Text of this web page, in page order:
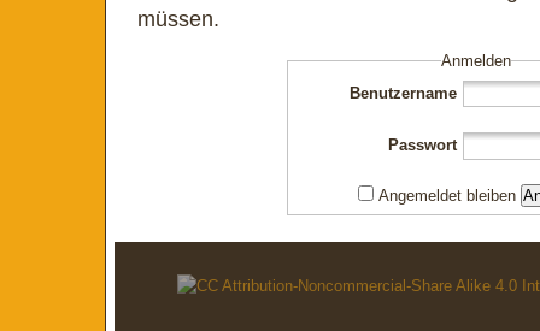
müssen.
Anmelden
Benutzername
Passwort
Angemeldet bleiben